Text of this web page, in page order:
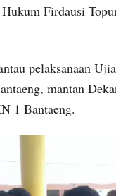
Firdausi
pelaksanaan
mantan
1 Bantaeng.